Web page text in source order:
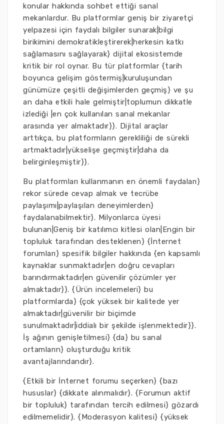
konular hakkında sohbet ettiği sanal
mekanlardur. Bu platformlar geniş bir ziyaretçi
yelpazesi için faydalı bilgiler sunarak|bilgi
birikimini demokratikleştirerek|herkesin katkı
sağlamasını sağlayarak} dijital ekosistemde
kritik bir rol oynar. Bu tür platformlar {tarih
boyunca gelişim göstermiş|kuruluşundan
günümüze çeşitli değişimlerden geçmiş} ve şu
an daha etkili hale gelmiştir|toplumun dikkatle
izlediği |en çok kullanılan sanal mekanlar
arasında yer almaktadır}}. Dijital araçlar
arttıkça, bu platformların gerekliliği de sürekli
artmaktadır|yükselişe geçmiştir|daha da
belirginleşmiştir}}.
Bu platformları kullanmanın en önemli faydaları}
rekor sürede cevap almak ve tecrübe
paylaşımı|paylaşılan deneyimlerden}
faydalanabilmektir}. Milyonlarca üyesi
bulunan|Geniş bir katılımcı kitlesi olan|Engin bir
topluluk tarafından desteklenen} {İnternet
forumları} spesifik bilgiler hakkında {en kapsamlı
kaynaklar sunmaktadır|en doğru cevapları
barındırmaktadır|en güvenilir çözümler yer
almaktadır}}. {Ürün incelemeleri} bu
platformlarda} {çok yüksek bir kalitede yer
almaktadır|güvenilir bir biçimde
sunulmaktadır|iddialı bir şekilde işlenmektedir}}.
İş ağının genişletilmesi} {da} bu sanal
ortamların} oluşturduğu kritik
avantajlarındandır}.
{Etkili bir İnternet forumu seçerken} {bazı
hususlar} {dikkate alınmalıdır}. {Forumun aktif
bir topluluk} tarafından tercih edilmesi} gözardı
edilmemelidir}. {Moderasyon kalitesi} {yüksek